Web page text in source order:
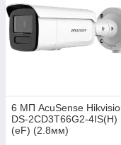
6 МП AcuSense
DS-2CD3T66G2-4IS(H)
(eF) (2.8мм)